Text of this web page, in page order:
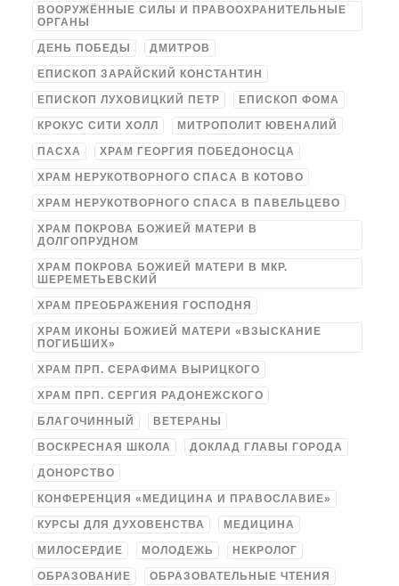
ВООРУЖЁННЫЕ СИЛЫ И ПРАВООХРАНИТЕЛЬНЫЕ
ОРГАНЫ
ДЕНЬ ПОБЕДЫ ДМИТРОВ
ЕПИСКОП ЗАРАЙСКИЙ КОНСТАНТИН
ЕПИСКОП ЛУХОВИЦКИЙ ПЕТР ЕПИСКОП ФОМА
КРОКУС СИТИ ХОЛЛ МИТРОПОЛИТ ЮВЕНАЛИЙ
ПАСХА ХРАМ ГЕОРГИЯ ПОБЕДОНОСЦА
ХРАМ НЕРУКОТВОРНОГО СПАСА В КОТОВО
ХРАМ НЕРУКОТВОРНОГО СПАСА В ПАВЕЛЬЦЕВО
ХРАМ ПОКРОВА БОЖИЕЙ МАТЕРИ В
ДОЛГОПРУДНОМ
ХРАМ ПОКРОВА БОЖИЕЙ МАТЕРИ В МКР.
ШЕРЕМЕТЬЕВСКИЙ
ХРАМ ПРЕОБРАЖЕНИЯ ГОСПОДНЯ
ХРАМ ИКОНЫ БОЖИЕЙ МАТЕРИ «ВЗЫСКАНИЕ
ПОГИБШИХ»
ХРАМ ПРП. СЕРАФИМА ВЫРИЦКОГО
ХРАМ ПРП. СЕРГИЯ РАДОНЕЖСКОГО
БЛАГОЧИННЫЙ ВЕТЕРАНЫ
ВОСКРЕСНАЯ ШКОЛА ДОКЛАД ГЛАВЫ ГОРОДА
ДОНОРСТВО
КОНФЕРЕНЦИЯ «МЕДИЦИНА И ПРАВОСЛАВИЕ»
КУРСЫ ДЛЯ ДУХОВЕНСТВА МЕДИЦИНА
МИЛОСЕРДИЕ МОЛОДЕЖЬ НЕКРОЛОГ
ОБРАЗОВАНИЕ ОБРАЗОВАТЕЛЬНЫЕ ЧТЕНИЯ